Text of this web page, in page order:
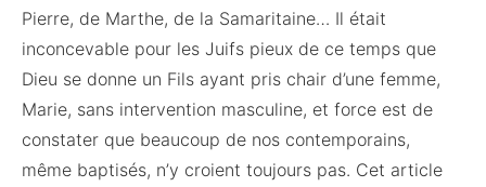
Pierre, de Marthe, de la Samaritaine… Il était
inconcevable pour les Juifs pieux de ce temps que
Dieu se donne un Fils ayant pris chair d’une femme,
Marie, sans intervention masculine, et force est de
constater que beaucoup de nos contemporains,
même baptisés, n’y croient toujours pas. Cet article